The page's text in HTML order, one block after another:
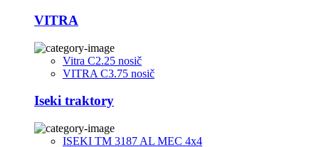
VITRA
Vitra C2.25 nosič
VITRA C3.75 nosič
Iseki traktory
ISEKI TM 3187 AL MEC 4x4